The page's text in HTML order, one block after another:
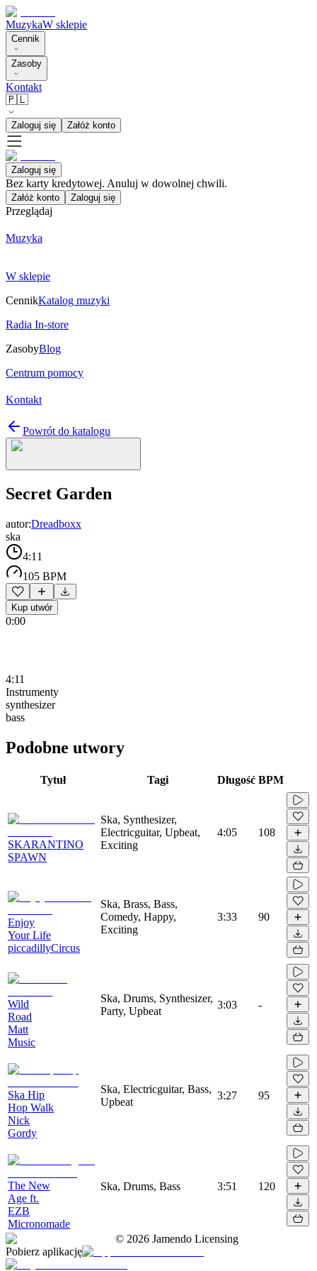
MuzykaW sklepie
Cennik
Zasoby
Kontakt
🇵🇱
Zaloguj się Załóż konto
Zaloguj się
Bez karty kredytowej. Anuluj w dowolnej chwili.
Załóż konto Zaloguj się
Przeglądaj
Muzyka
W sklepie
CennikKatalog muzyki
Radia In-store
ZasobyBlog
Centrum pomocy
Kontakt
Powrót do katalogu
Secret Garden
autor:Dreadboxx
ska
4:11
105 BPM
Kup utwór
0:00
4:11
Instrumenty
synthesizer
bass
Podobne utwory
Tytuł Tagi Długość BPM
SKARANTINO
SPAWN
Ska, Synthesizer,
Electricguitar, Upbeat,
Exciting
4:05 108
Enjoy
Your Life
piccadillyCircus
Ska, Brass, Bass,
Comedy, Happy,
Exciting
3:33 90
Wild
Road
Matt
Music
Ska, Drums, Synthesizer,
Party, Upbeat
3:03 -
Ska Hip
Hop Walk
Nick
Gordy
Ska, Electricguitar, Bass,
Upbeat
3:27 95
The New
Age ft.
EZB
Micronomade
Ska, Drums, Bass 3:51 120
© 2026 Jamendo Licensing
Pobierz aplikację